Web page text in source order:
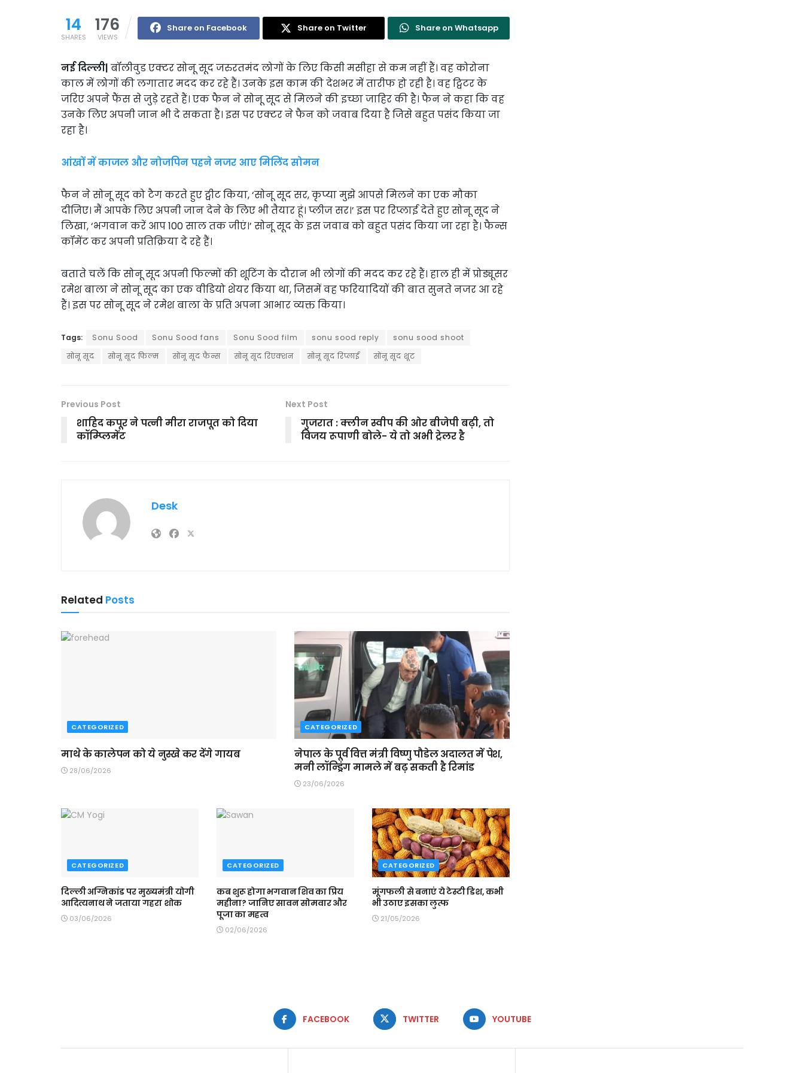
14
SHARES
176
VIEWS
Share on Facebook Share on Twitter Share on Whatsapp
नई दिल्ली| बॉलीवुड एक्टर सोनू सूद जरुरतमंद लोगों के लिए किसी मसीहा से कम नहीं हैं। वह कोरोना
काल में लोगों की लगातार मदद कर रहे हैं। उनके इस काम की देशभर में तारीफ हो रही है। वह ट्विटर के
जरिए अपने फैंस से जुड़े रहते हैं। एक फैन ने सोनू सूद से मिलने की इच्छा जाहिर की है। फैन ने कहा कि वह
उनके लिए अपनी जान भी दे सकता है। इस पर एक्टर ने फैन को जवाब दिया है जिसे बहुत पसंद किया जा
रहा है।
आंखों में काजल और नोजपिन पहने नजर आए मिलिंद सोमन
फैन ने सोनू सूद को टैग करते हुए ट्वीट किया, ‘सोनू सूद सर, कृप्या मुझे आपसे मिलने का एक मौका
दीजिए। मैं आपके लिए अपनी जान देने के लिए भी तैयार हूं। प्लीज सर।’ इस पर रिप्लाई देते हुए सोनू सूद ने
लिखा, ‘भगवान करें आप 100 साल तक जीएं।’ सोनू सूद के इस जवाब को बहुत पसंद किया जा रहा है। फैन्स
कॉमेंट कर अपनी प्रतिक्रिया दे रहे हैं।
बताते चलें कि सोनू सूद अपनी फिल्मों की शूटिंग के दौरान भी लोगों की मदद कर रहे हैं। हाल ही में प्रोड्यूसर
रमेश बाला ने सोनू सूद का एक वीडियो शेयर किया था, जिसमें वह फरियादियों की बात सुनते नजर आ रहे
हैं। इस पर सोनू सूद ने रमेश बाला के प्रति अपना आभार व्यक्त किया।
Tags: Sonu Sood Sonu Sood fans Sonu Sood film sonu sood reply
sonu sood shoot
सोनू सूद
सोनू सूद फिल्म सोनू सूद फैन्स सोनू सूद रिएक्शन सोनू सूद रिप्लाई सोनू सूद शूट
Previous Post
शाहिद कपूर ने पत्नी मीरा राजपूत को दिया
कॉम्प्लिमेंट
Next Post
गुजरात : क्लीन स्वीप की ओर बीजेपी बढ़ी, तो
विजय रूपाणी बोले- ये तो अभी ट्रेलर है
Desk
Related Posts
CATEGORIZED
माथे के कालेपन को ये नुस्खे कर देंगे गायब
28/06/2026
CATEGORIZED
नेपाल के पूर्व वित्त मंत्री विष्णु पौडेल अदालत में पेश,
मनी लॉन्ड्रिंग मामले में बढ़ सकती है रिमांड
23/06/2026
CATEGORIZED
दिल्ली अग्निकांड पर मुख्यमंत्री योगी
आदित्यनाथ ने जताया गहरा शोक
03/06/2026
CATEGORIZED
कब शुरू होगा भगवान शिव का प्रिय
महीना? जानिए सावन सोमवार और
पूजा का महत्व
02/06/2026
CATEGORIZED
मूंगफली से बनाएं ये टेस्टी डिश, कभी
भी उठाए इसका लुत्फ
21/05/2026
FACEBOOK TWITTER YOUTUBE